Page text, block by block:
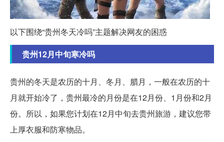
以下围绕“贵州冬天冷吗”主题解决网友的困惑
贵州12月中旬寒冷吗
贵州的冬天是农历的十月、冬月、腊月，一般在农历的十
月就开始冷了，贵州最冷的月份是在12月份、1月份和2月
份。所以，如果您计划在12月中旬去贵州旅游，建议您带
上厚衣服和防寒物品。